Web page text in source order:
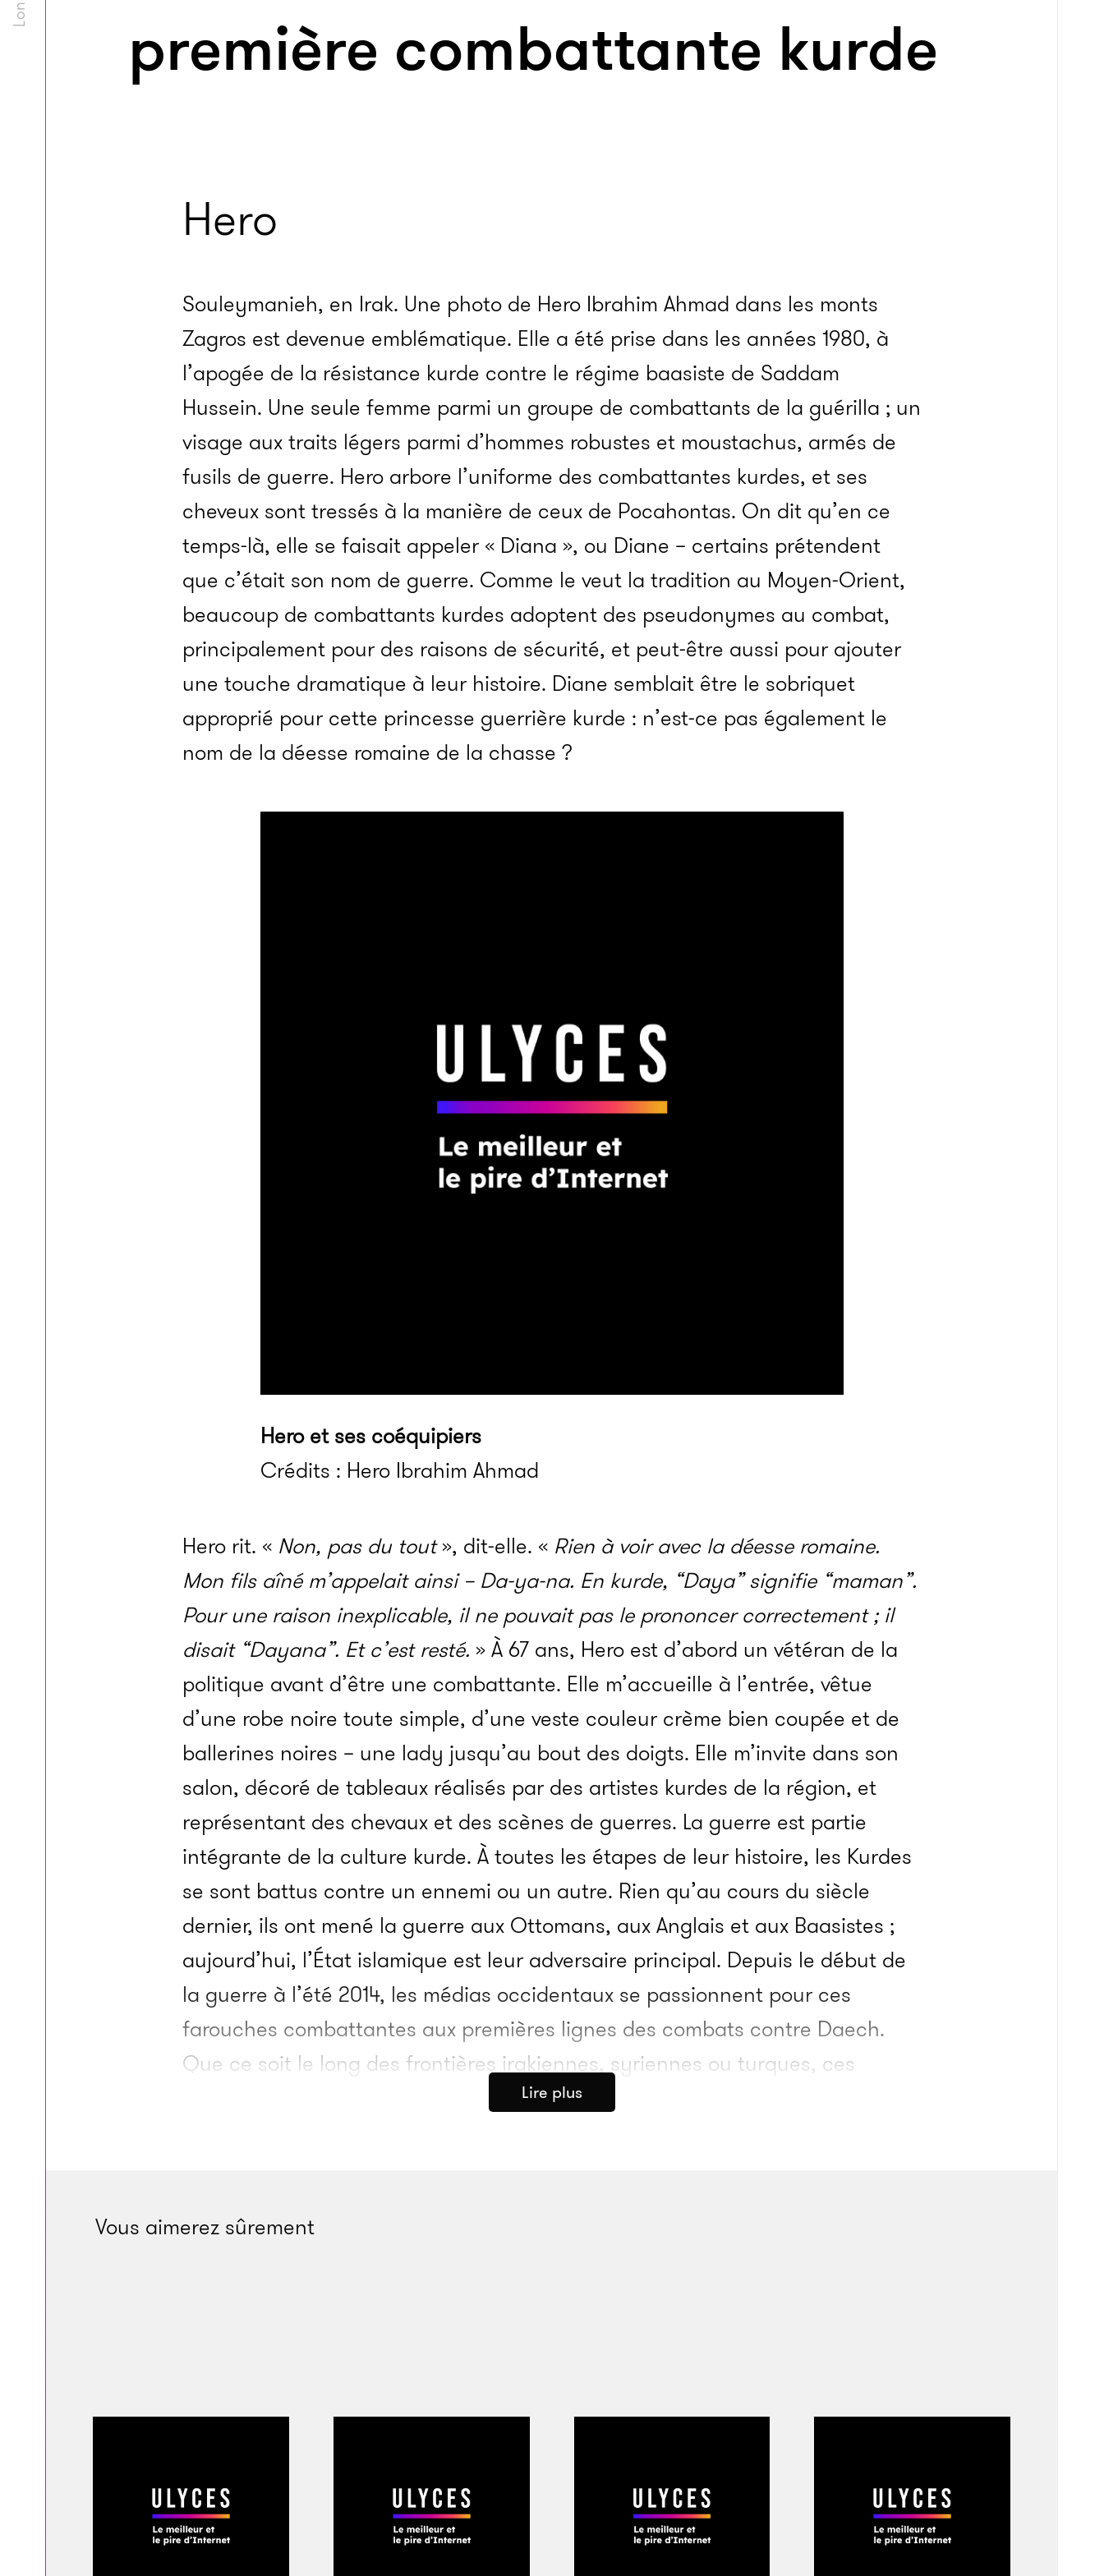
première combattante kurde
Hero
Souleymanieh, en Irak. Une photo de Hero Ibrahim Ahmad dans les monts
Zagros est devenue emblématique. Elle a été prise dans les années 1980, à
l’apogée de la résistance kurde contre le régime baasiste de Saddam
Hussein. Une seule femme parmi un groupe de combattants de la guérilla ; un
visage aux traits légers parmi d’hommes robustes et moustachus, armés de
fusils de guerre. Hero arbore l’uniforme des combattantes kurdes, et ses
cheveux sont tressés à la manière de ceux de Pocahontas. On dit qu’en ce
temps-là, elle se faisait appeler « Diana », ou Diane – certains prétendent
que c’était son nom de guerre. Comme le veut la tradition au Moyen-Orient,
beaucoup de combattants kurdes adoptent des pseudonymes au combat,
principalement pour des raisons de sécurité, et peut-être aussi pour ajouter
une touche dramatique à leur histoire. Diane semblait être le sobriquet
approprié pour cette princesse guerrière kurde : n’est-ce pas également le
nom de la déesse romaine de la chasse ?
Hero et ses coéquipiers
Crédits : Hero Ibrahim Ahmad
Hero rit. « Non, pas du tout», dit-elle. « Rien à voir avec la déesse romaine.
Mon fils aîné m’appelait ainsi – Da-ya-na. En kurde, “Daya” signifie “maman”.
Pour une raison inexplicable, il ne pouvait pas le prononcer correctement ; il
disait “Dayana”. Et c’est resté. » À 67 ans, Hero est d’abord un vétéran de la
politique avant d’être une combattante. Elle m’accueille à l’entrée, vêtue
d’une robe noire toute simple, d’une veste couleur crème bien coupée et de
ballerines noires – une lady jusqu’au bout des doigts. Elle m’invite dans son
salon, décoré de tableaux réalisés par des artistes kurdes de la région, et
représentant des chevaux et des scènes de guerres. La guerre est partie
intégrante de la culture kurde. À toutes les étapes de leur histoire, les Kurdes
se sont battus contre un ennemi ou un autre. Rien qu’au cours du siècle
dernier, ils ont mené la guerre aux Ottomans, aux Anglais et aux Baasistes ;
aujourd’hui, l’État islamique est leur adversaire principal. Depuis le début de
la guerre à l’été 2014, les médias occidentaux se passionnent pour ces
farouches combattantes aux premières lignes des combats contre Daech.
Que ce soit le long des frontières irakiennes, syriennes ou turques, ces
femmes kurdes ont été photographiées, brandissant des Kalachnikov
Lire plus
Vous aimerez sûrement